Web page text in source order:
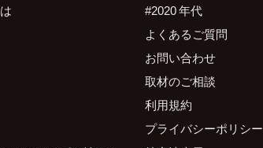
#2020 年代
よくあるご質問
お問い合わせ
取材のご相談
利用規約
プライバシーポリシー